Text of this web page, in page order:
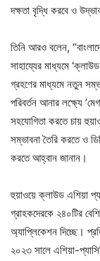
দক্ষতা বৃদ্ধি করবে ও
তিনি আরও বলেন,
সাহায্যের মাধ্যমে
গ্রহণের মাধ্যমে নতুন
পরিবর্তন আনার লক্ষ্যে
সহযোগিতা করতে চায়
সম্ভাবনা তৈরি করতে ও
করতে আহ্বান জানান।
হুয়াওয়ে ক্লাউড এশিয়া
গ্রাহকদেরকে ২৪০টির
অ্যাপ্লিকেশন দিচ্ছে।
২০২৩ সালে এশিয়া-